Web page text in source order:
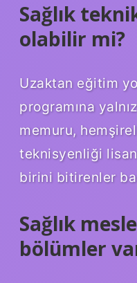
Sağlık
olabilir mi?
Uzaktan eğitim
programına
memuru,
teknisyenliği
birini bitirenler
Sağlık
bölümler